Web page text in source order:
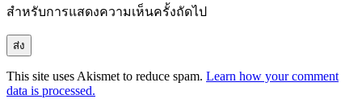
สำหรับการแสดงความเห็นครั้งถัดไป
This site uses Akismet to reduce spam. Learn how your comment
data is processed.